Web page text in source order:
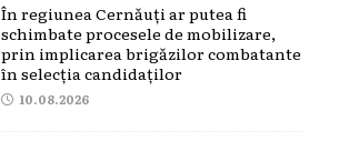
În regiunea Cernăuți ar putea fi
schimbate procesele de mobilizare,
prin implicarea brigăzilor combatante
în selecția candidaților
10.08.2026